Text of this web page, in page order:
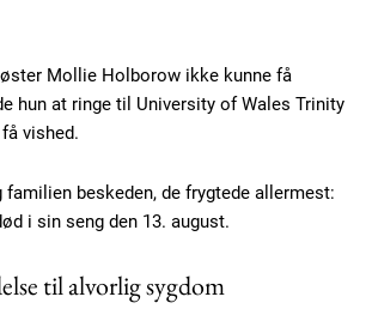
Mollie Holborow ikke kunne få
hun at ringe til University of Wales Trinity
vished.
beskeden, de frygtede allermest:
i sin seng den 13. august.
til alvorlig sygdom